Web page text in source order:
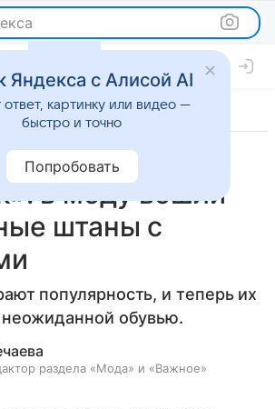
в моду вошли
штаны с
популярность, и теперь их
неожиданной обувью.
раздела «Мода» и «Важное»
Яндекса с Алисой AI
ответ, картинку или видео —
быстро и точно
Попробовать